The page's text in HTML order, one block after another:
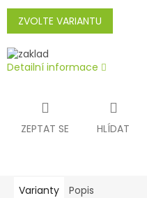
Měrná
cena:
ZVOLTE VARIANTU
Detailní informace
ZEPTAT SE HLÍDAT
Varianty Popis